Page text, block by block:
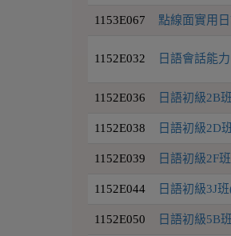
1153E067 點線面實用
1152E032 日語會話能
1152E036 日語初級2B
1152E038 日語初級2D
1152E039 日語初級2F
1152E044 日語初級3J
1152E050 日語初級5B